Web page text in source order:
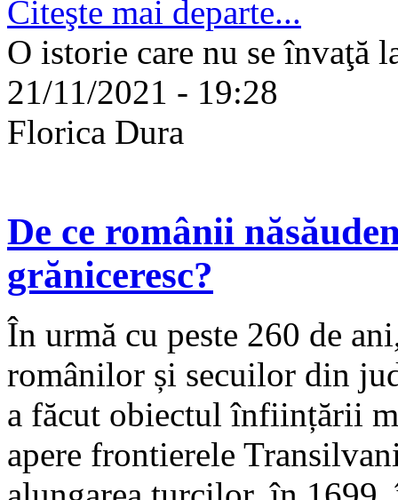
Citeşte mai departe...
O istorie care nu se învaţă
21/11/2021 - 19:28
Florica Dura
De ce românii
grăniceresc?
În urmă cu peste 260 de
românilor și secuilor din
a făcut obiectul înființării
apere frontierele